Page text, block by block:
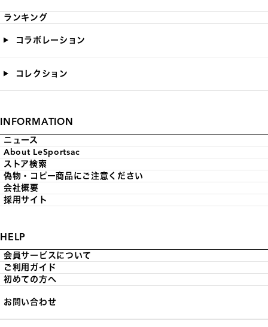
ランキング
コラボレーション
コレクション
INFORMATION
ニュース
About LeSportsac
ストア検索
偽物・コピー商品にご注意ください
会社概要
採用サイト
HELP
会員サービスについて
ご利用ガイド
初めての方へ
お問い合わせ